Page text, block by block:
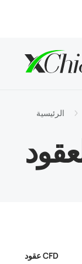
الرئيسية
عقود CFD